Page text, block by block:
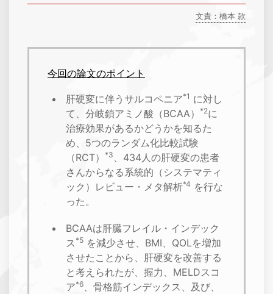
文責：橋本 款
今回の論文のポイント
肝硬変に伴うサルコペニア*1 に対し
て、分岐鎖アミノ酸（BCAA）
*2に
治療効果があるかどうかを知るた
め、5つのランダム化比較試験
（RCT）
*3 、434人の肝硬変の患者
さんからなる系統的（システマティ
ック）レビュー・メタ解析*4 を行な
った。
BCAAは肝臓フレイル・インデック
ス *5 を減少させ、BMI、QOLを増加
させたことから、肝硬変を改善する
と考えられたが、握力、MELDスコ
ア*6、骨格筋インデックス、及び、